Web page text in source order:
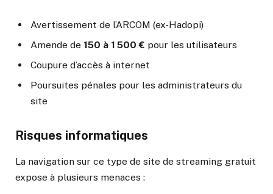
Avertissement de l’ARCOM (ex-Hadopi)
Amende de 150 à 1 500 € pour les utilisateurs
Coupure d’accès à internet
Poursuites pénales pour les administrateurs du
site
Risques informatiques
La navigation sur ce type de site de streaming gratuit
expose à plusieurs menaces :